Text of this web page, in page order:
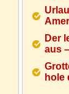
Der
aus
hole